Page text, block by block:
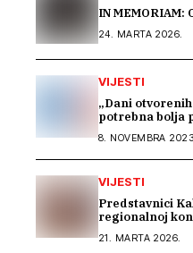
IN MEMORIAM:
24. MARTA 2026.
VIJESTI
„Dani
potrebna bolja
8. NOVEMBRA
VIJESTI
Predstavnici
regionalnoj
21. MARTA 2026.